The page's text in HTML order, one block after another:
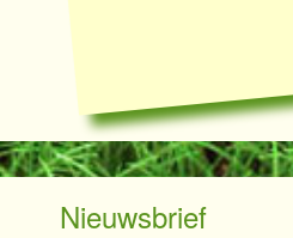
Nieuwsbrief